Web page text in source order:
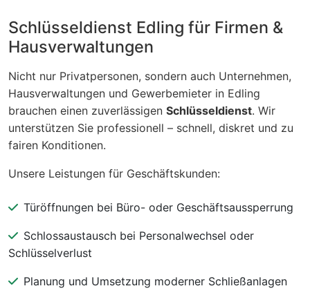
Schlüsseldienst Edling für Firmen &
Hausverwaltungen
Nicht nur Privatpersonen, sondern auch Unternehmen,
Hausverwaltungen und Gewerbemieter in Edling
brauchen einen zuverlässigen Schlüsseldienst. Wir
unterstützen Sie professionell – schnell, diskret und zu
fairen Konditionen.
Unsere Leistungen für Geschäftskunden:
Türöffnungen bei Büro- oder Geschäftsaussperrung
Schlossaustausch bei Personalwechsel oder
Schlüsselverlust
Planung und Umsetzung moderner Schließanlagen